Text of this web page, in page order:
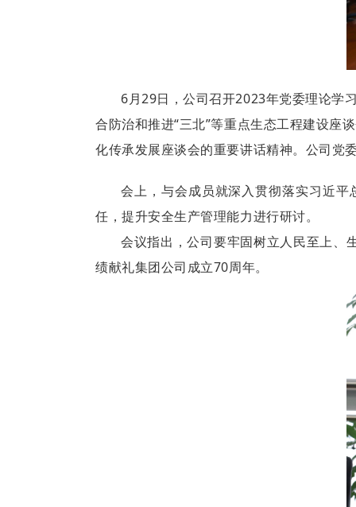
6月29日，公司召开2023年党委理论学
合防治和推进“三北”等重点生态工程建设座
化传承发展座谈会的重要讲话精神。 公司党
会上，与会成员就深入贯彻落实习近平
任，提升安全生产管理能力进行研讨。
会议指出，公司要牢固树立人民至上、
绩献礼集团公司成立70周年。